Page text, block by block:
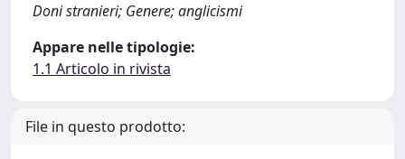
Doni stranieri; Genere; anglicismi
Appare nelle tipologie:
1.1 Articolo in rivista
File in questo prodotto: